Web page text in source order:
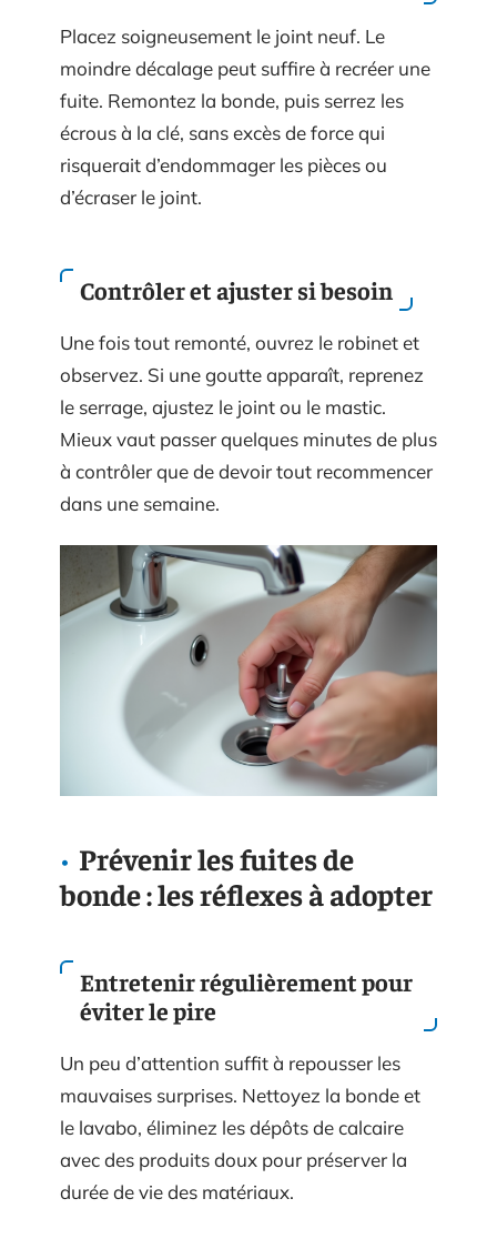
Placez soigneusement le joint neuf. Le
moindre décalage peut suffire à recréer une
fuite. Remontez la bonde, puis serrez les
écrous à la clé, sans excès de force qui
risquerait d’endommager les pièces ou
d’écraser le joint.
Contrôler et ajuster si besoin
Une fois tout remonté, ouvrez le robinet et
observez. Si une goutte apparaît, reprenez
le serrage, ajustez le joint ou le mastic.
Mieux vaut passer quelques minutes de plus
à contrôler que de devoir tout recommencer
dans une semaine.
Prévenir les fuites de
bonde : les réflexes à adopter
Entretenir régulièrement pour
éviter le pire
Un peu d’attention suffit à repousser les
mauvaises surprises. Nettoyez la bonde et
le lavabo, éliminez les dépôts de calcaire
avec des produits doux pour préserver la
durée de vie des matériaux.